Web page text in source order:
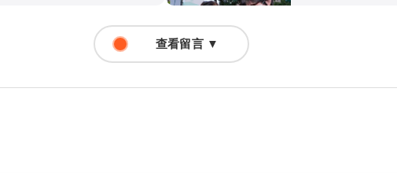
查看留言 ▼